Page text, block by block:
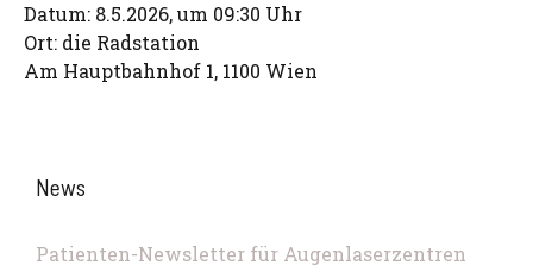
Datum: 8.5.2026, um 09:30 Uhr
Ort: die Radstation
Am Hauptbahnhof 1, 1100 Wien
News
Patienten-Newsletter für Augenlaserzentren